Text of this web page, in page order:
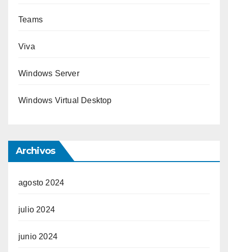
Teams
Viva
Windows Server
Windows Virtual Desktop
Archivos
agosto 2024
julio 2024
junio 2024